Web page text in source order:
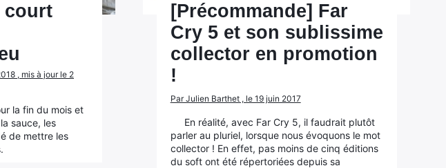
court
, mis à jour le 2
la fin du mois et
sauce, les
de mettre les
[Précommande] Far
Cry 5 et son sublissime
collector en promotion
!
Par Julien Barthet , le 19 juin 2017
En réalité, avec Far Cry 5, il faudrait plutôt
parler au pluriel, lorsque nous évoquons le mot
collector ! En effet, pas moins de cinq éditions
du soft ont été répertoriées depuis sa